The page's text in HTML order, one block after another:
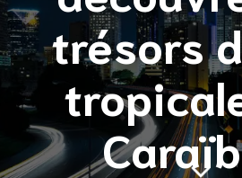
trésors